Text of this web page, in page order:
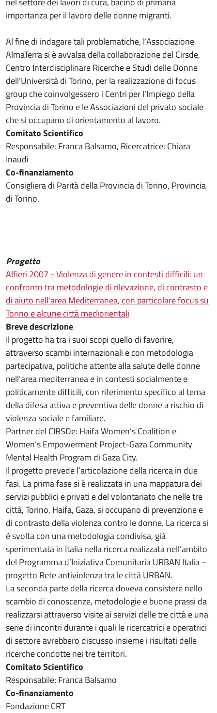
importanza per il lavoro delle donne migranti.
Al fine di indagare tali problematiche, l’Associazione
AlmaTerra si è avvalsa della collaborazione del Cirsde,
Centro Interdisciplinare Ricerche e Studi delle Donne
dell’Università di Torino, per la realizzazione di focus
group che coinvolgessero i Centri per l’Impiego della
Provincia di Torino e le Associazioni del privato sociale
che si occupano di orientamento al lavoro.
Comitato Scientifico
Responsabile: Franca Balsamo, Ricercatrice: Chiara
Inaudi
Co-finanziamento
Consigliera di Parità della Provincia di Torino, Provincia
di Torino.
Progetto
Alfieri 2007 - Violenza di genere in contesti difficili: un
confronto tra metodologie di rilevazione, di contrasto e
di aiuto nell'area Mediterranea, con particolare focus su
Torino e alcune città mediorientali
Breve descrizione
Il progetto ha tra i suoi scopi quello di favorire,
attraverso scambi internazionali e con metodologia
partecipativa, politiche attente alla salute delle donne
nell’area mediterranea e in contesti socialmente e
politicamente difficili, con riferimento specifico al tema
della difesa attiva e preventiva delle donne a rischio di
violenza sociale e familiare.
Partner del CIRSDe: Haifa Women’s Coalition e
Women’s Empowerment Project-Gaza Community
Mental Health Program di Gaza City.
Il progetto prevede l’articolazione della ricerca in due
fasi. La prima fase si è realizzata in una mappatura dei
servizi pubblici e privati e del volontariato che nelle tre
città, Torino, Haifa, Gaza, si occupano di prevenzione e
di contrasto della violenza contro le donne. La ricerca si
è svolta con una metodologia condivisa, già
sperimentata in Italia nella ricerca realizzata nell’ambito
del Programma d’Iniziativa Comunitaria URBAN Italia –
progetto Rete antiviolenza tra le città URBAN.
La seconda parte della ricerca doveva consistere nello
scambio di conoscenze, metodologie e buone prassi da
realizzarsi attraverso visite ai servizi delle tre città e una
serie di incontri durante i quali le ricercatrici e operatrici
di settore avrebbero discusso insieme i risultati delle
ricerche condotte nei tre territori.
Comitato Scientifico
Responsabile: Franca Balsamo
Co-finanziamento
Fondazione CRT